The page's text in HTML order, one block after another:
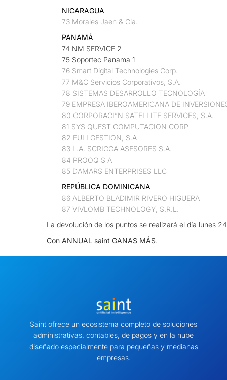
NICARAGUA
73 Morales Jaen & Cia.
PANAMÁ
74 NM SERVICE 2
75 Soportec Panama 1
76 Smart Digital Technologies Corp.
77 M&C Servicios Corporativos, S.A.
78 SISTEMAS DESARROLLO TECNOLOGÍA
79 EMPRESA IBEROAMERICANA DE
80 CORPORACI”N SATELLITE SERVICES, S.A.
81 SYS QUEST COMPUTACION CORP
82 FULLGESTION, S.A
83 L.A. SCRICCA ASESORES S.A.
84 PROOQ S A
85 DAMARS ENTERPRISES LLC
REPÚBLICA DOMINICANA
86 ALBERTO BLADIMIR RIVERO HIGUERA
87 VIVLOMB TECHNOLOGY, S.R.L.
La devolución de los puntos se realizará el día lunes
Con ANNUAL saint GANAS MÁS.
Saint ofrece un ecosistema completo de soluciones
administrativas, contables, de pagos y en la nube
diseñado especialmente para pequeñas y medianas
empresas.